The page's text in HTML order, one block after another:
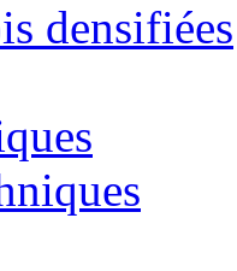
densifiées